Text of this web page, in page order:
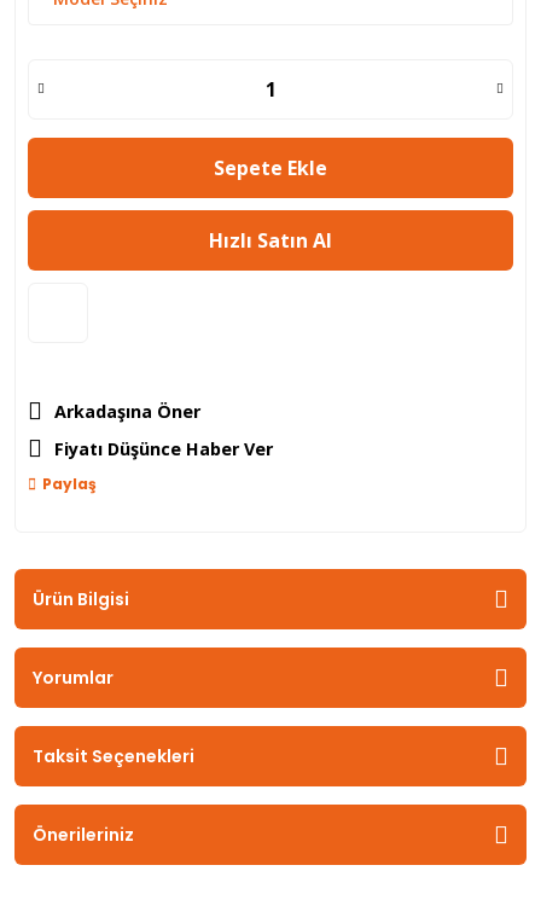
Sepete Ekle
Hızlı Satın Al
Arkadaşına Öner
Fiyatı Düşünce Haber Ver
Paylaş
Ürün Bilgisi
Yorumlar
Taksit Seçenekleri
Önerileriniz